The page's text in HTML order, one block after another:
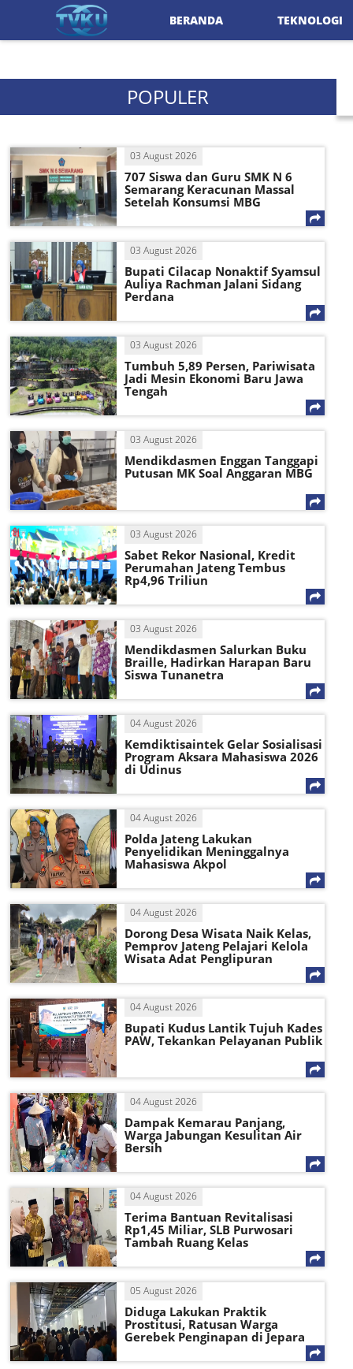
BERANDA TEKNOLOGI
POPULER
03 August 2026
707 Siswa dan Guru SMK N 6
Semarang Keracunan Massal
Setelah Konsumsi MBG
03 August 2026
Bupati Cilacap Nonaktif Syamsul
Auliya Rachman Jalani Sidang
Perdana
03 August 2026
Tumbuh 5,89 Persen, Pariwisata
Jadi Mesin Ekonomi Baru Jawa
Tengah
03 August 2026
Mendikdasmen Enggan Tanggapi
Putusan MK Soal Anggaran MBG
03 August 2026
Sabet Rekor Nasional, Kredit
Perumahan Jateng Tembus
Rp4,96 Triliun
03 August 2026
Mendikdasmen Salurkan Buku
Braille, Hadirkan Harapan Baru
Siswa Tunanetra
04 August 2026
Kemdiktisaintek Gelar Sosialisasi
Program Aksara Mahasiswa 2026
di Udinus
04 August 2026
Polda Jateng Lakukan
Penyelidikan Meninggalnya
Mahasiswa Akpol
04 August 2026
Dorong Desa Wisata Naik Kelas,
Pemprov Jateng Pelajari Kelola
Wisata Adat Penglipuran
04 August 2026
Bupati Kudus Lantik Tujuh Kades
PAW, Tekankan Pelayanan Publik
04 August 2026
Dampak Kemarau Panjang,
Warga Jabungan Kesulitan Air
Bersih
04 August 2026
Terima Bantuan Revitalisasi
Rp1,45 Miliar, SLB Purwosari
Tambah Ruang Kelas
05 August 2026
Diduga Lakukan Praktik
Prostitusi, Ratusan Warga
Gerebek Penginapan di Jepara